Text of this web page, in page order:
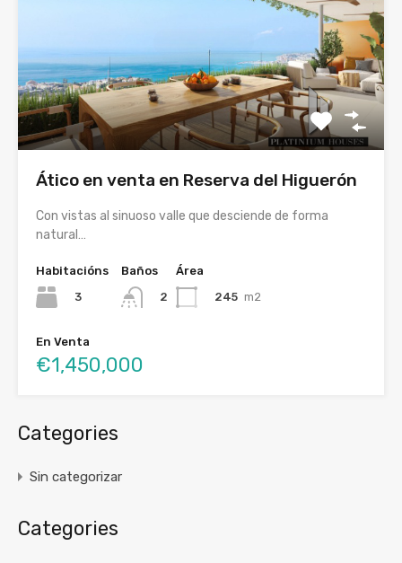
Ático en venta en Reserva del Higuerón
Con vistas al sinuoso valle que desciende de forma
natural…
Habitacións
3
Baños
2
Área
245 m2
En Venta
€1,450,000
Categories
Sin categorizar
Categories